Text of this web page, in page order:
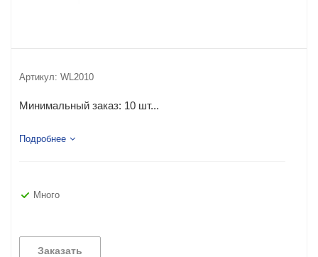
Артикул: WL2010
Минимальный заказ: 10 шт...
Подробнее
Много
Заказать